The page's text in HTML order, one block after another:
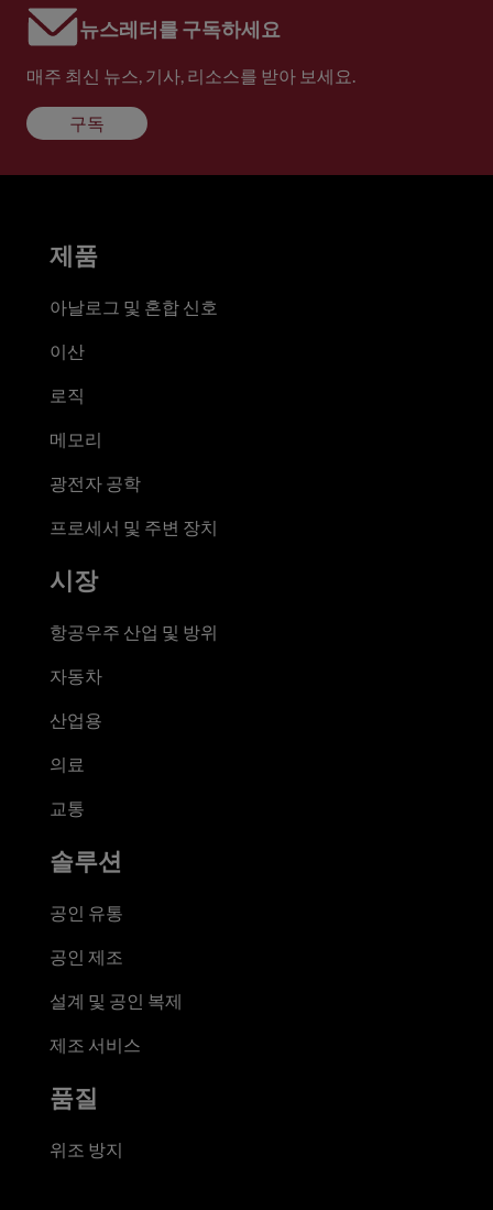
뉴스레터를 구독하세요
매주 최신 뉴스, 기사, 리소스를 받아 보세요.
구독
제품
아날로그 및 혼합 신호
이산
로직
메모리
광전자 공학
프로세서 및 주변 장치
시장
항공우주 산업 및 방위
자동차
산업용
의료
교통
솔루션
공인 유통
공인 제조
설계 및 공인 복제
제조 서비스
품질
위조 방지